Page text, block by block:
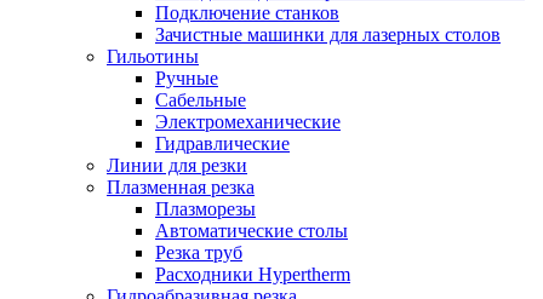
Подключение станков
Зачистные машинки для лазерных столов
Гильотины
Ручные
Сабельные
Электромеханические
Гидравлические
Линии для резки
Плазменная резка
Плазморезы
Автоматические столы
Резка труб
Расходники Hypertherm